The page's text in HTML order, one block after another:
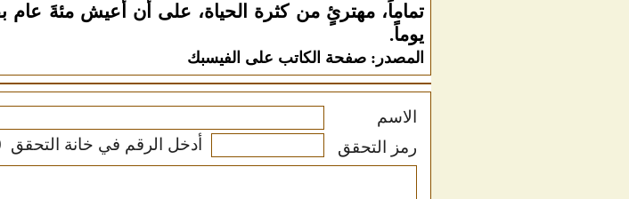
تماماً، مهترئٍ من كثرة الحياة، على أن أعيش مئةَ
يوماً.
المصدر: صفحة الكاتب على الفيسبك
الاسم
رمز التحقق
أدخل الرقم في خانة التحقق